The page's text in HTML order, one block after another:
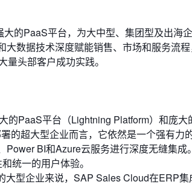
的PaaS平台，为大中型、集团型及出海
大数据技术深度赋能销售、市场和服务流
头部客户成功实践。
的PaaS平台（Lightning Platform）和庞大
超大型企业而言，它依然是一个强有力的
Power BI和Azure云服务进行深度无缝集成
统一的用户体验。
型企业来说，SAP Sales Cloud在ERP集